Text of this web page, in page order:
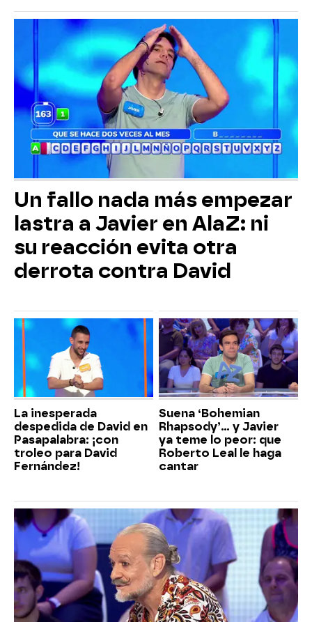
Un fallo nada más empezar
lastra a Javier en AlaZ: ni
su reacción evita otra
derrota contra David
La inesperada
despedida de David en
Pasapalabra: ¡con
troleo para David
Fernández!
Suena ‘Bohemian
Rhapsody’... y Javier
ya teme lo peor: que
Roberto Leal le haga
cantar